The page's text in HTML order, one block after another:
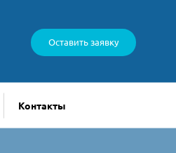
Оставить заявку
Контакты